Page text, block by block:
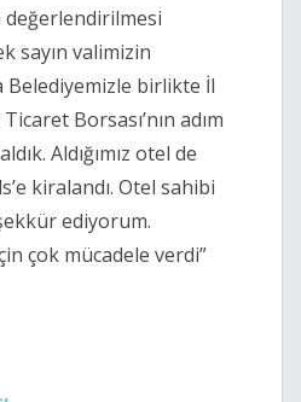
değerlendirilmesi
sayın valimizin
birlikte İl
Borsası’nın adım
Aldığımız otel de
kiralandı. Otel sahibi
ediyorum.
çok mücadele verdi”